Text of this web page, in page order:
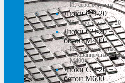
Из серого чугуна
Люки СЧ-20
Из серого чугуна 20
Люки СЧ-20 +
бетон М400
Из серого чугуна с
основанием из бетона
М400
Люки СЧ-20 +
бетон М600